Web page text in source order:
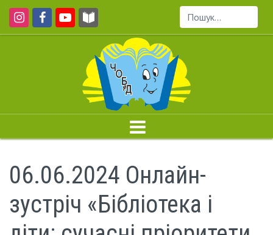
Пошук...
06.06.2024 Онлайн-
зустріч «Бібліотека і